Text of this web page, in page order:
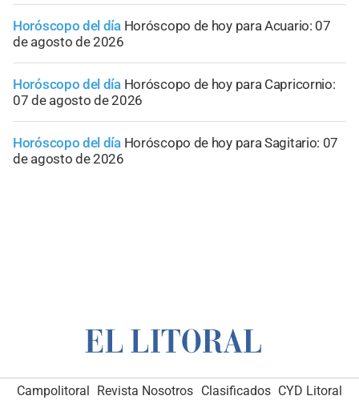
Horóscopo del día Horóscopo de hoy para Acuario: 07
de agosto de 2026
Horóscopo del día Horóscopo de hoy para Capricornio:
07 de agosto de 2026
Horóscopo del día Horóscopo de hoy para Sagitario: 07
de agosto de 2026
Campolitoral Revista Nosotros Clasificados CYD Litoral